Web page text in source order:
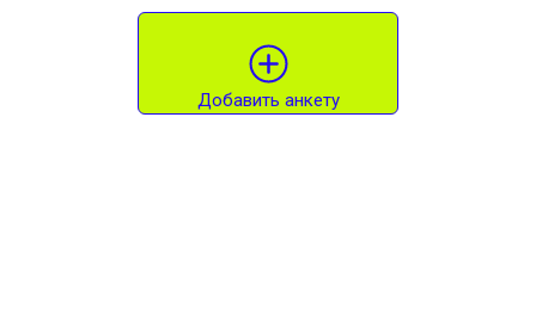
Добавить анкету